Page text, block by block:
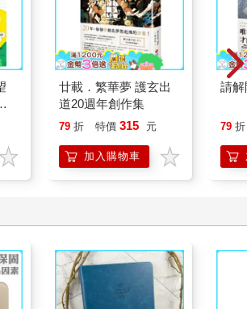
受苦，我們可以改變它們，從而獲得心靈
身實踐的方法（這些做法如今已在當代復
記、改寫有害的敘事、冥想、與朋友交
（imaginary exposure therapy），斯多噶
練那些失控的情緒，讓它們聽從理性。
的解釋和斯多噶派驚人相似，提出的緩解之
「好好心靈」（VeryWellMind）──一個
關心的心理健康議題提供可.....
廿載．繁華夢 護玄出
道20週年創作集
79 折 特價 315 元
加入購物車
請解
79 折